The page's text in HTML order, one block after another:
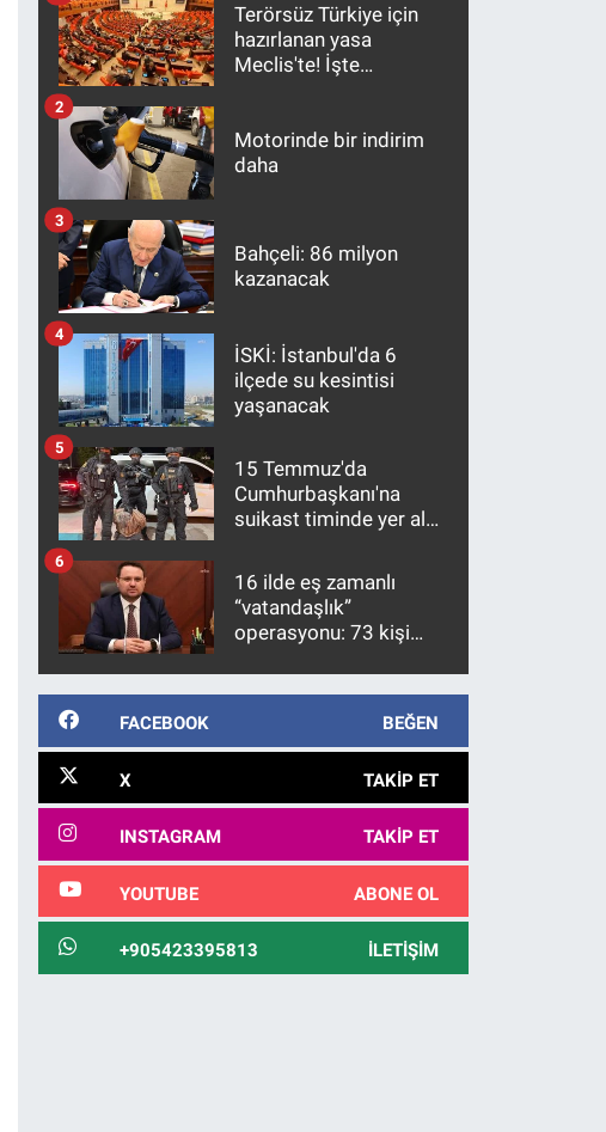
Terörsüz Türkiye için
hazırlanan yasa
Meclis'te! İşte
Motorinde bir indirim
daha
2
Bahçeli: 86 milyon
kazanacak
3
İSKİ: İstanbul'da 6
ilçede su kesintisi
yaşanacak
4
15 Temmuz'da
Cumhurbaşkanı'na
suikast timinde yer alan
10 yıl sonra yakalandı
5
16 ilde eş zamanlı
“vatandaşlık”
operasyonu: 73 kişi
6
FACEBOOK BEĞEN
X TAKIP ET
INSTAGRAM TAKIP ET
YOUTUBE ABONE OL
+905423395813 İLETIŞIM